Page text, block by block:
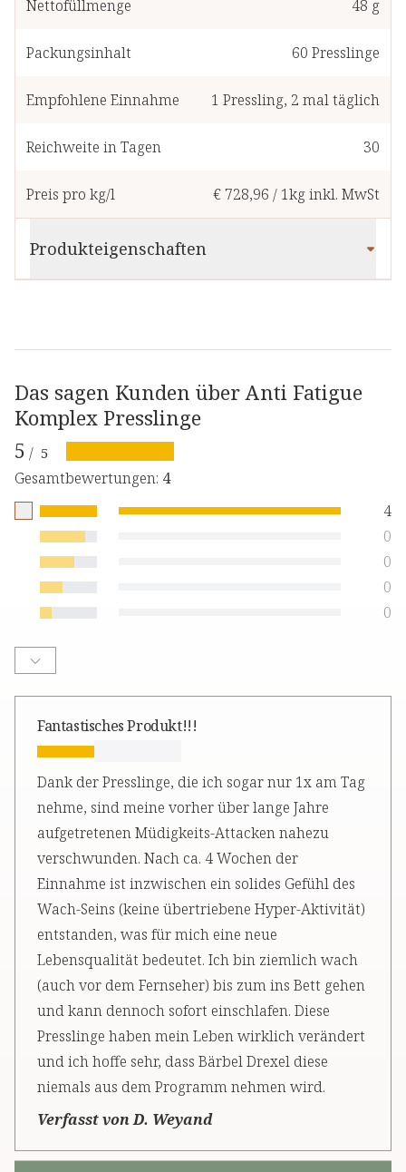
Nettofüllmenge 48 g
Packungsinhalt 60 Presslinge
Empfohlene Einnahme 1 Pressling, 2 mal täglich
Reichweite in Tagen 30
Preis pro kg/l € 728,96 / 1kginkl. MwSt
Produkteigenschaften
Das sagen Kunden über Anti Fatigue
Komplex Presslinge
5 / 5
Gesamtbewertungen: 4
4
0
0
0
0
Fantastisches Produkt!!!
Dank der Presslinge, die ich sogar nur 1x am Tag
nehme, sind meine vorher über lange Jahre
aufgetretenen Müdigkeits-Attacken nahezu
verschwunden. Nach ca. 4 Wochen der
Einnahme ist inzwischen ein solides Gefühl des
Wach-Seins (keine übertriebene Hyper-Aktivität)
entstanden, was für mich eine neue
Lebensqualität bedeutet. Ich bin ziemlich wach
(auch vor dem Fernseher) bis zum ins Bett gehen
und kann dennoch sofort einschlafen. Diese
Presslinge haben mein Leben wirklich verändert
und ich hoffe sehr, dass Bärbel Drexel diese
niemals aus dem Programm nehmen wird.
Verfasst von D. Weyand